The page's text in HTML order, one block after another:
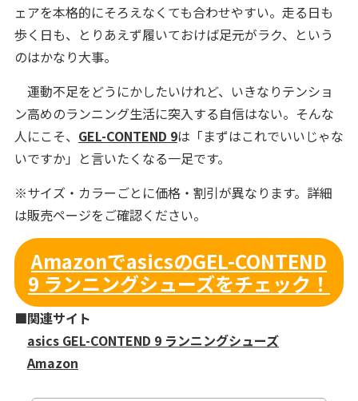
ェアを本格的にそろえなくても合わせやすい。走る日も
歩く日も、とりあえず履いておけば足元がラク、という
のはかなり大事。
運動不足をどうにかしたいけれど、いきなりテンショ
ン高めのランニング生活に突入する自信はない。そんな
人にこそ、 GEL-CONTEND 9は「まずはこれでいいじゃな
いですか」と言いたくなる一足です。
※サイズ・カラーごとに価格・割引が異なります。詳細
は販売ページをご確認ください。
AmazonでasicsのGEL-CONTEND
9 ランニングシューズをチェック！
■関連サイト
asics GEL-CONTEND 9 ランニングシューズ
Amazon